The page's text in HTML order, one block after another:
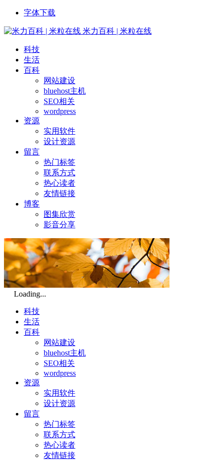
字体下载
米力百科 | 米粒在线
科技
生活
百科
网站建设
bluehost主机
SEO相关
wordpress
资源
实用软件
设计资源
留言
热门标签
联系方式
热心读者
友情链接
博客
图集欣赏
影音分享
Loading...
科技
生活
百科
网站建设
bluehost主机
SEO相关
wordpress
资源
实用软件
设计资源
留言
热门标签
联系方式
热心读者
友情链接